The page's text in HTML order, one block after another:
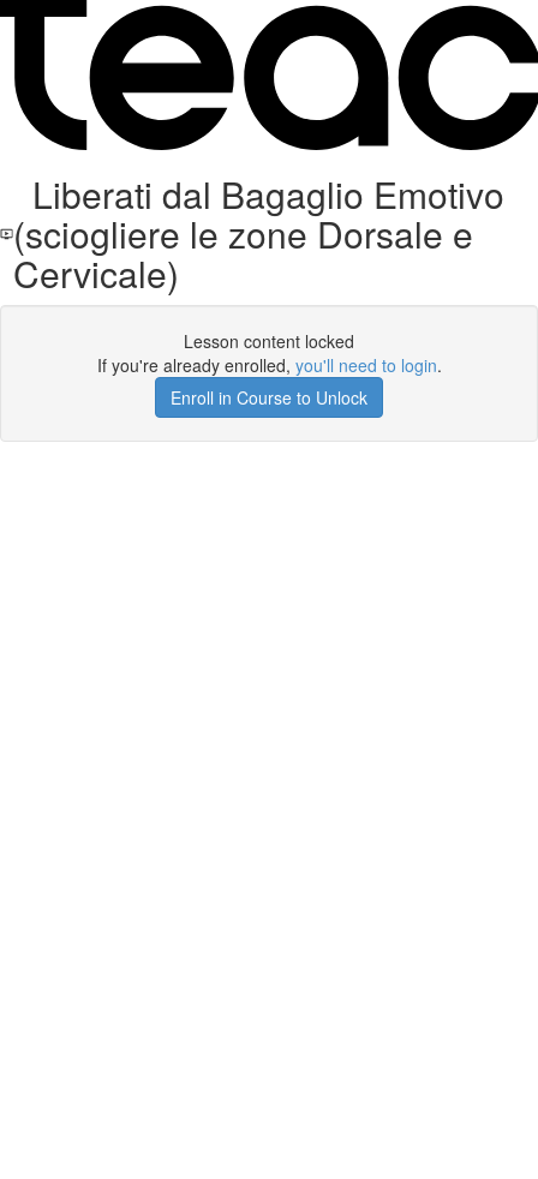
Liberati dal Bagaglio Emotivo
(sciogliere le zone Dorsale e
Cervicale)
Lesson content locked
If you're already enrolled, you'll need to login.
Enroll in Course to Unlock